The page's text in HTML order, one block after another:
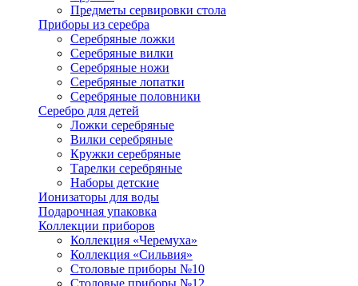
Предметы сервировки стола
Приборы из серебра
Серебряные ложки
Серебряные вилки
Серебряные ножи
Серебряные лопатки
Серебряные половники
Серебро для детей
Ложки серебряные
Вилки серебряные
Кружки серебряные
Тарелки серебряные
Наборы детские
Ионизаторы для воды
Подарочная упаковка
Коллекции приборов
Коллекция «Черемуха»
Коллекция «Сильвия»
Столовые приборы №10
Столовые приборы №12